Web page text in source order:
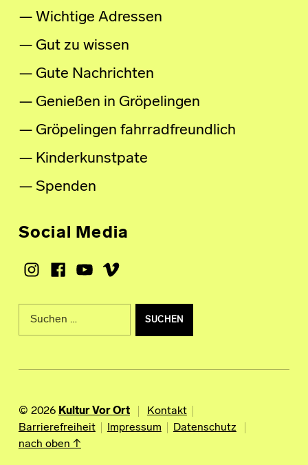
Wichtige Adressen
Gut zu wissen
Gute Nachrichten
Genießen in Gröpelingen
Gröpelingen fahrradfreundlich
Kinderkunstpate
Spenden
Social Media
Instagram
Facebook
Youtube
Vimeo
Suche nach:
© 2026 Kultur Vor Ort
Kontakt
Barrierefreiheit
Impressum
Datenschutz
nach oben ↑